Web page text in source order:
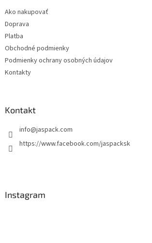
Ako nakupovať
Doprava
Platba
Obchodné podmienky
Podmienky ochrany osobných údajov
Kontakty
Kontakt
info@jaspack.com
https://www.facebook.com/jaspacksk
Instagram